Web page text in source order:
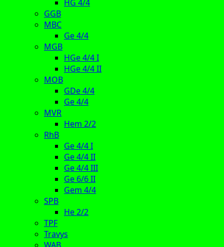
HG 4/4
GGB
MBC
Ge 4/4
MGB
HGe 4/4 I
HGe 4/4 II
MOB
GDe 4/4
Ge 4/4
MVR
Hem 2/2
RhB
Ge 4/4 I
Ge 4/4 II
Ge 4/4 III
Ge 6/6 II
Gem 4/4
SPB
He 2/2
TPF
Travys